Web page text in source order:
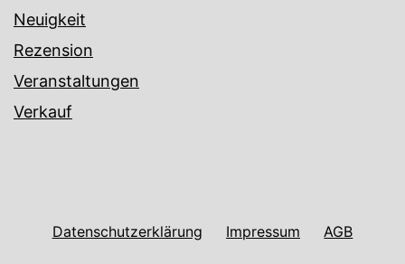
Neuigkeit
Rezension
Veranstaltungen
Verkauf
Datenschutzerklärung Impressum AGB